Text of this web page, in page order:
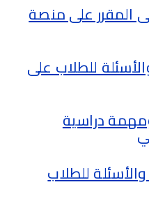
المقرر على منصة
للطلاب على
دراسية
للطلاب